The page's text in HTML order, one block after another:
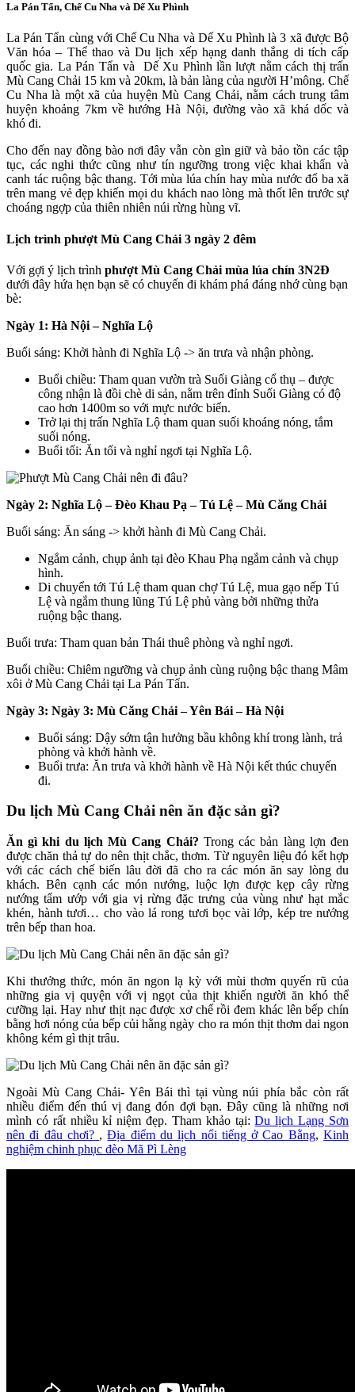
La Pán Tẩn, Chế Cu Nha và Dế Xu Phình
La Pán Tẩn cùng với Chế Cu Nha và Dế Xu Phình là 3 xã được Bộ
Văn hóa – Thể thao và Du lịch xếp hạng danh thắng di tích cấp
quốc gia. La Pán Tẩn và Dế Xu Phình lần lượt nằm cách thị trấn
Mù Cang Chải 15 km và 20km, là bản làng của người H’mông. Chế
Cu Nha là một xã của huyện Mù Cang Chải, nằm cách trung tâm
huyện khoảng 7km về hướng Hà Nội, đường vào xã khá dốc và
khó đi.
Cho đến nay đồng bào nơi đây vẫn còn gìn giữ và bảo tồn các tập
tục, các nghi thức cũng như tín ngưỡng trong việc khai khẩn và
canh tác ruộng bậc thang. Tới mùa lúa chín hay mùa nước đổ ba xã
trên mang vẻ đẹp khiến mọi du khách nao lòng mà thốt lên trước sự
choáng ngợp của thiên nhiên núi rừng hùng vĩ.
Lịch trình phượt Mù Cang Chải 3 ngày 2 đêm
Với gợi ý lịch trình phượt Mù Cang Chải mùa lúa chín 3N2Đ
dưới đây hứa hẹn bạn sẽ có chuyến đi khám phá đáng nhớ cùng bạn
bè:
Ngày 1: Hà Nội – Nghĩa Lộ
Buổi sáng: Khởi hành đi Nghĩa Lộ -> ăn trưa và nhận phòng.
Buổi chiều: Tham quan vườn trà Suối Giàng cổ thụ – được
công nhận là đồi chè di sản, nằm trên đỉnh Suối Giàng có độ
cao hơn 1400m so với mực nước biển.
Trở lại thị trấn Nghĩa Lộ tham quan suối khoáng nóng, tắm
suối nóng.
Buổi tối: Ăn tối và nghỉ ngơi tại Nghĩa Lộ.
Ngày 2: Nghĩa Lộ – Đèo Khau Pạ – Tú Lệ – Mù Căng Chải
Buổi sáng: Ăn sáng -> khởi hành đi Mù Cang Chải.
Ngắm cảnh, chụp ảnh tại đèo Khau Phạ ngắm cảnh và chụp
hình.
Di chuyển tới Tú Lệ tham quan chợ Tú Lệ, mua gạo nếp Tú
Lệ và ngắm thung lũng Tú Lệ phủ vàng bởi những thửa
ruộng bậc thang.
Buổi trưa: Tham quan bản Thái thuê phòng và nghỉ ngơi.
Buổi chiều: Chiêm ngưỡng và chụp ảnh cùng ruộng bậc thang Mâm
xôi ở Mù Cang Chải tại La Pán Tẩn.
Ngày 3: Ngày 3: Mù Căng Chải – Yên Bái – Hà Nội
Buổi sáng: Dậy sớm tận hưởng bầu không khí trong lành, trả
phòng và khởi hành về.
Buổi trưa: Ăn trưa và khởi hành về Hà Nội kết thúc chuyến
đi.
Du lịch Mù Cang Chải nên ăn đặc sản gì?
Ăn gì khi du lịch Mù Cang Chải? Trong các bản làng lợn đen
được chăn thả tự do nên thịt chắc, thơm. Từ nguyên liệu đó kết hợp
với các cách chế biến lâu đời đã cho ra các món ăn say lòng du
khách. Bên cạnh các món nướng, luộc lợn được kẹp cây rừng
nướng tẩm ướp với gia vị rừng đặc trưng của vùng như hạt mắc
khén, hành tươi… cho vào lá rong tươi bọc vài lớp, kép tre nướng
trên bếp than hoa.
Khi thưởng thức, món ăn ngon lạ kỳ với mùi thơm quyến rũ của
những gia vị quyện với vị ngọt của thịt khiến người ăn khó thể
cưỡng lại. Hay như thịt nạc được xơ chế rồi đem khác lên bếp chín
bằng hơi nóng của bếp củi hằng ngày cho ra món thịt thơm dai ngon
không kém gì thịt trâu.
Ngoài Mù Cang Chải- Yên Bái thì tại vùng núi phía bắc còn rất
nhiều điểm đến thú vị đang đón đợi bạn. Đây cũng là những nơi
mình có rất nhiều kỉ niệm đẹp. Tham khảo tại:Du lịch Lạng Sơn
nên đi đâu chơi? ,Địa điểm du lịch nổi tiếng ở Cao Bằng,Kinh
nghiệm chinh phục đèo Mã Pì Lèng